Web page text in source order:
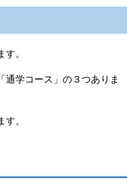
。
通学コース」の３つありま
。